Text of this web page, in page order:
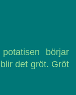
börjar
det gröt. Gröt